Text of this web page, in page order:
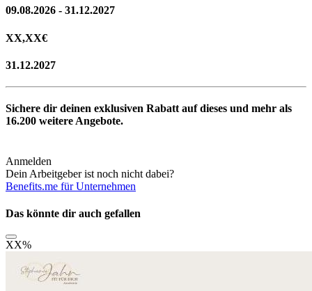
09.08.2026 - 31.12.2027
XX,XX€
31.12.2027
Sichere dir deinen exklusiven Rabatt auf dieses und mehr als
16.200 weitere Angebote.
Anmelden
Dein Arbeitgeber ist noch nicht dabei?
Benefits.me für Unternehmen
Das könnte dir auch gefallen
XX%